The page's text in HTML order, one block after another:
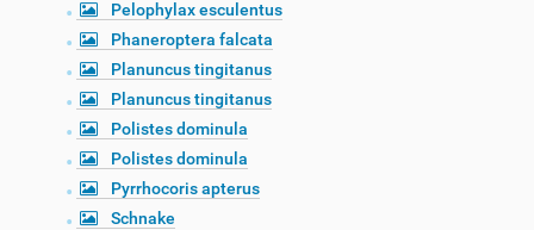
Pelophylax esculentus
Phaneroptera falcata
Planuncus tingitanus
Planuncus tingitanus
Polistes dominula
Polistes dominula
Pyrrhocoris apterus
Schnake